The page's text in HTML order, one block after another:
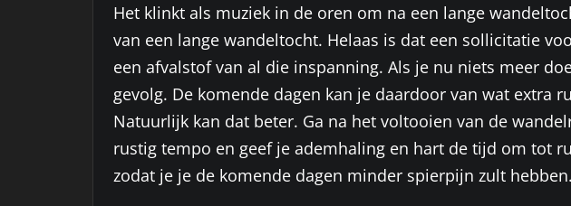
Het klinkt als muziek in de oren om na een lange
van een lange wandeltocht. Helaas is dat een sollicitatie
een afvalstof van al die inspanning. Als je nu niets meer
gevolg. De komende dagen kan je daardoor van wat extra
Natuurlijk kan dat beter. Ga na het voltooien van de
rustig tempo en geef je ademhaling en hart de tijd om tot
zodat je je de komende dagen minder spierpijn zult hebben.